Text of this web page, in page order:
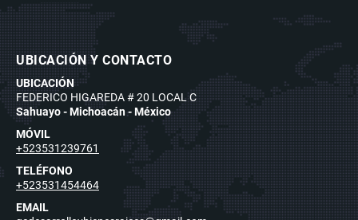
UBICACIÓN Y CONTACTO
UBICACIÓN
FEDERICO HIGAREDA # 20 LOCAL C
Sahuayo - Michoacán - México
MÓVIL
+523531239761
TELÉFONO
+523531454464
EMAIL